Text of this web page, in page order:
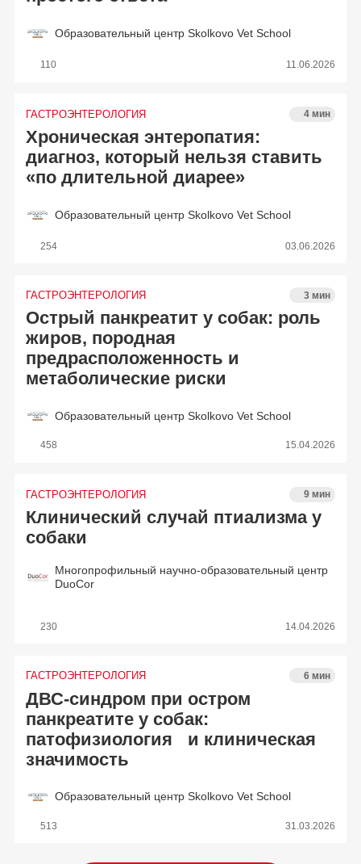
Образовательный центр Skolkovo Vet School
110 11.06.2026
ГАСТРОЭНТЕРОЛОГИЯ 4 мин
Хроническая энтеропатия:
диагноз, который нельзя ставить
«по длительной диарее»
Образовательный центр Skolkovo Vet School
254 03.06.2026
ГАСТРОЭНТЕРОЛОГИЯ 3 мин
Острый панкреатит у собак: роль
жиров, породная
предрасположенность и
метаболические риски
Образовательный центр Skolkovo Vet School
458 15.04.2026
ГАСТРОЭНТЕРОЛОГИЯ 9 мин
Клинический случай птиализма у
собаки
Многопрофильный научно-образовательный центр
DuoCor
230 14.04.2026
ГАСТРОЭНТЕРОЛОГИЯ 6 мин
ДВС-синдром при остром
панкреатите у собак:
патофизиология и клиническая
значимость
Образовательный центр Skolkovo Vet School
513 31.03.2026